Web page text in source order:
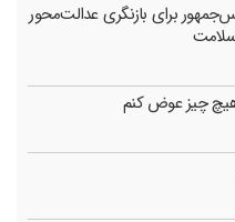
برای بازنگری عدالت‌محور
سلامت
چیز عوض کنم